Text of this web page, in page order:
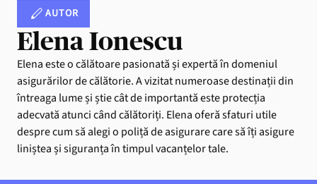
AUTOR
Elena Ionescu
Elena este o călătoare pasionată și expertă în domeniul
asigurărilor de călătorie. A vizitat numeroase destinații din
întreaga lume și știe cât de importantă este protecția
adecvată atunci când călătoriți. Elena oferă sfaturi utile
despre cum să alegi o poliță de asigurare care să îți asigure
liniștea și siguranța în timpul vacanțelor tale.